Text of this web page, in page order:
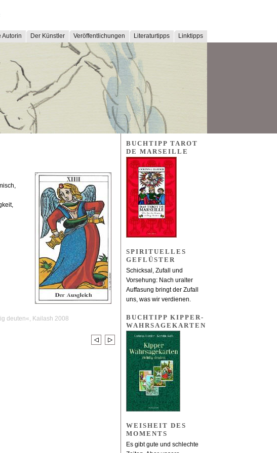
Autorin Der Künstler Veröffentlichungen Literaturtipps Linktipps
deuten«, Kailash 2008
BUCHTIPP TAROT
DE MARSEILLE
SPIRITUELLES
GEFLÜSTER
Schicksal, Zufall und
Vorsehung: Nach uralter
Auffasung bringt der Zufall
uns, was wir verdienen.
BUCHTIPP KIPPER-
WAHRSAGEKARTEN
WEISHEIT DES
MOMENTS
Es gibt gute und schlechte